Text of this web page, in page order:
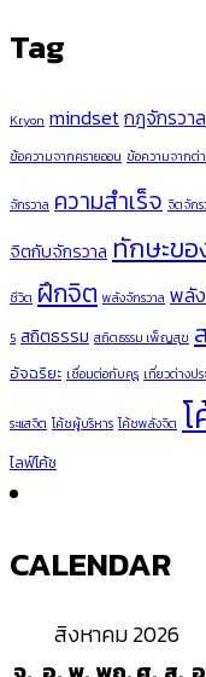
Tag
Kryon mindsetกฎจักรวาล
ข้อความจากครายออน ข้อความจากต่
จักรวาล ความสำเร็จ จิตจักร
จิตกับจักรวาล ทักษะข
ชีวิต ฝึกจิต พลังจักรวาล พลั
5 สถิตธรรม สถิตธรรม เพ็ญสุข
อัจฉริยะ เชื่อมต่อกับคุรุ เที่ยวต่างป
ระแสจิต โค้ชผู้บริหาร โค้ชพลังจิต
ไลฟ์โค้ช
CALENDAR
สิงหาคม 2026